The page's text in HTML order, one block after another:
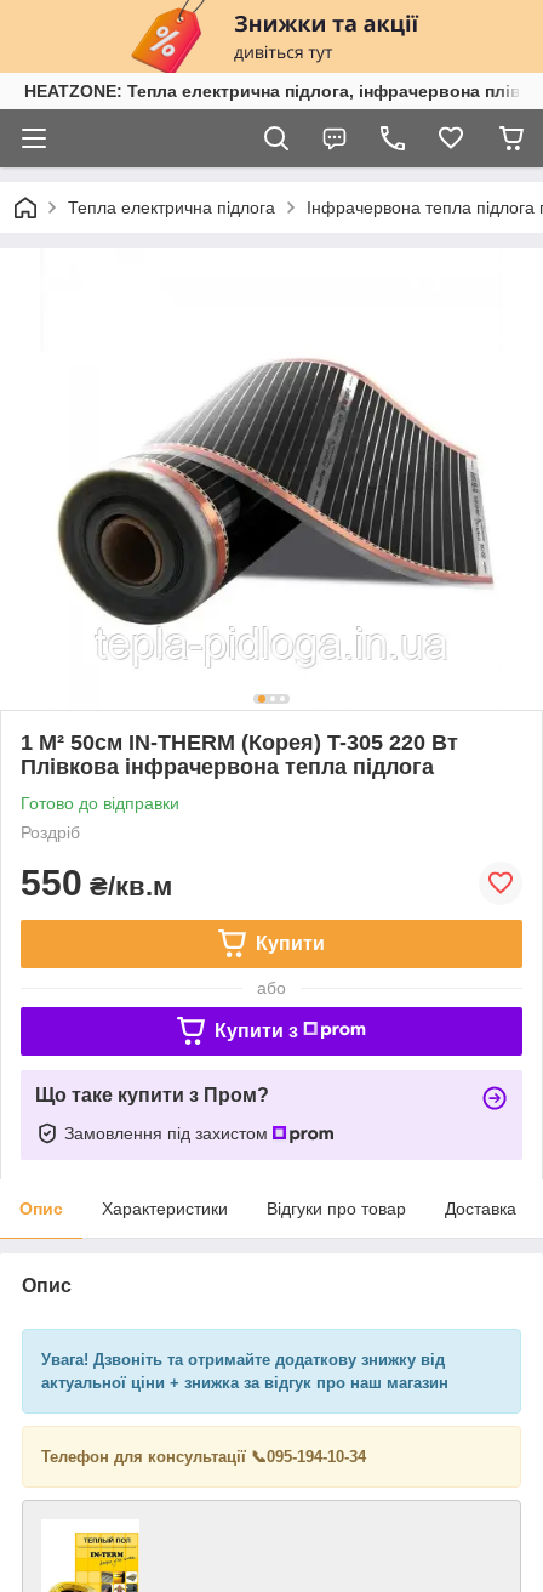
HEATZONE: Тепла електрична підлога, інфрачервона
Тепла електрична підлога Інфрачервона тепла підлога
1 М² 50см IN-THERM (Корея) T-305 220 Вт
Плівкова інфрачервона тепла підлога
Готово до відправки
Роздріб
550 ₴/кв.м
Купити
або
Купити з
Що таке купити з Пром?
Замовлення під захистом
Опис Характеристики Відгуки про товар Доставка
Опис
Увага! Дзвоніть та отримайте додаткову знижку від
актуальної ціни + знижка за відгук про наш магазин
Телефон для консультації 📞095-194-10-34